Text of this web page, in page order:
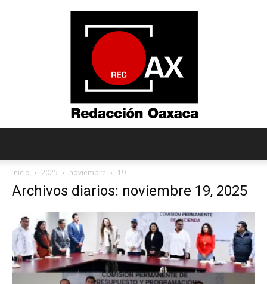
Inicio 2025 noviembre 19
Archivos diarios: noviembre 19, 2025